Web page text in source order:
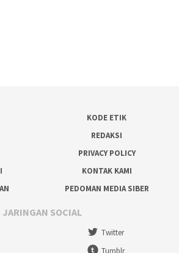
KODE ETIK
REDAKSI
PRIVACY POLICY
KONTAK KAMI
PEDOMAN MEDIA SIBER
JARINGAN SOCIAL
Twitter
Tumblr